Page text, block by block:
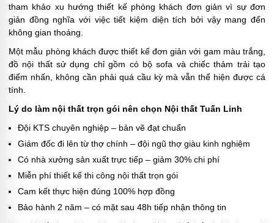
tham khảo xu hướng thiết kế phòng khách đơn giản vì sự đơn
giản đồng nghĩa với việc tiết kiệm diện tích bởi vậy mang đến
không gian thoáng.
Một mẫu phòng khách được thiết kế đơn giản với gam màu trắng,
đồ nội thất sử dụng chỉ gồm có bộ sofa và chiếc thảm trải tạo
điểm nhấn, không cần phải quá cầu kỳ mà vẫn thể hiện được cá
tính.
Lý do làm nội thất trọn gói nên chọn Nội thất Tuấn Linh
Đội KTS chuyên nghiệp – bản vẽ đạt chuẩn
Giám đốc đi lên từ thợ chính – đội ngũ thợ giàu kinh nghiệm
Có nhà xưởng sản xuất trực tiếp – giảm 30% chi phí
Miễn phí thiết kế thi công nội thất trọn gói
Cam kết thực hiện đúng 100% hợp đồng
Bảo hành 2 năm – có mặt sau 48h tiếp nhận thông tin